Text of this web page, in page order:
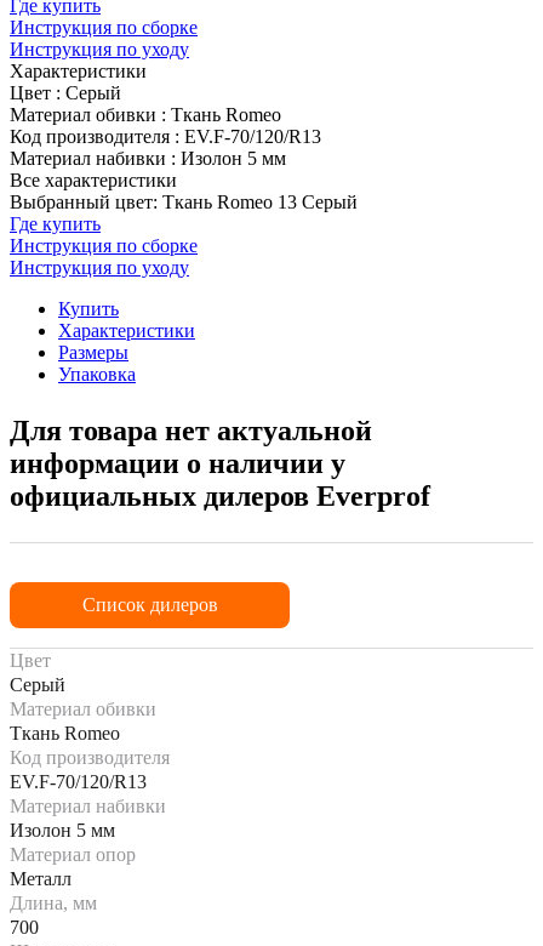
Где купить
Инструкция по сборке
Инструкция по уходу
Характеристики
Цвет : Серый
Материал обивки : Ткань Romeo
Код производителя : EV.F-70/120/R13
Материал набивки : Изолон 5 мм
Все характеристики
Выбранный цвет: Ткань Romeo 13 Серый
Где купить
Инструкция по сборке
Инструкция по уходу
Купить
Характеристики
Размеры
Упаковка
Для товара нет актуальной
информации о наличии у
официальных дилеров Everprof
Список дилеров
Цвет
Серый
Материал обивки
Ткань Romeo
Код производителя
EV.F-70/120/R13
Материал набивки
Изолон 5 мм
Материал опор
Металл
Длина, мм
700